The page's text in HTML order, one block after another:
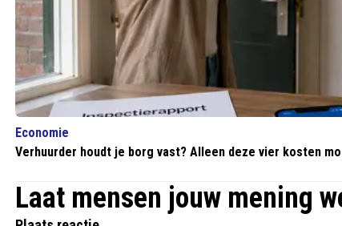
Economie
Verhuurder houdt je borg vast? Alleen deze vier kosten
Laat mensen jouw mening